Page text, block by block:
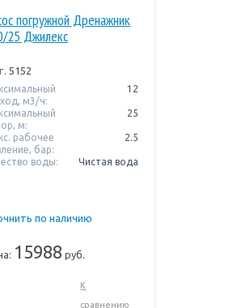
погружной Дренажник
25 Джилекс
5152
м3/ч:
12
м:
25
рабочее
бар:
2.5
воды: Чистая вода
по наличию
15988 руб.
К
сравнению